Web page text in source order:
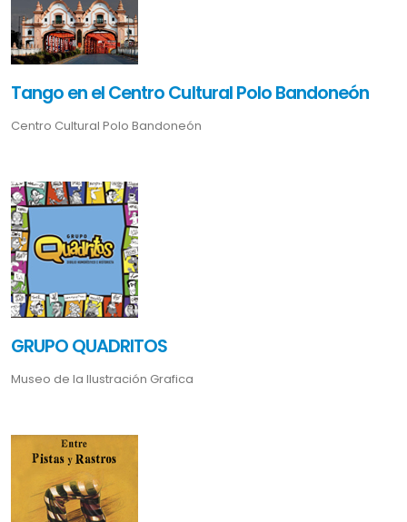
Tango en el Centro Cultural Polo Bandoneón
Centro Cultural Polo Bandoneón
GRUPO QUADRITOS
Museo de la Ilustración Grafica